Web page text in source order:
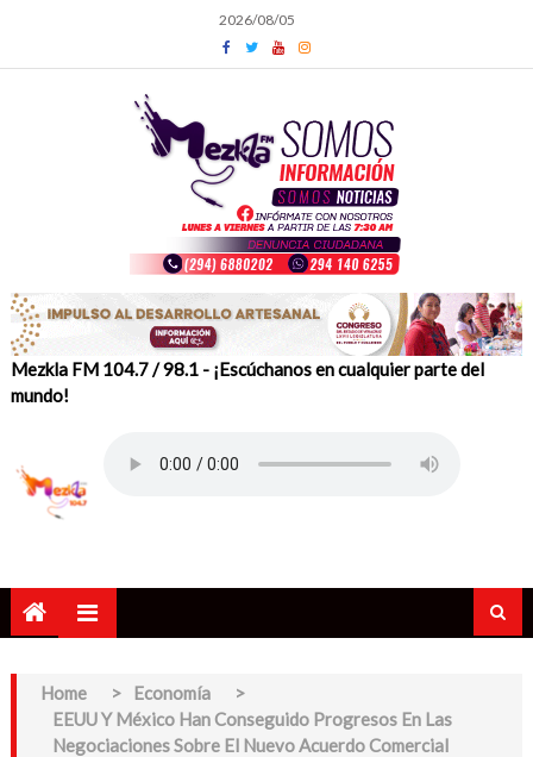
content
2026/08/05
Mezkla FM 104.7 / 98.1 - ¡Escúchanos en cualquier parte del
mundo!
Home > Economía
>
EEUU Y México Han Conseguido Progresos En Las
Negociaciones Sobre El Nuevo Acuerdo Comercial